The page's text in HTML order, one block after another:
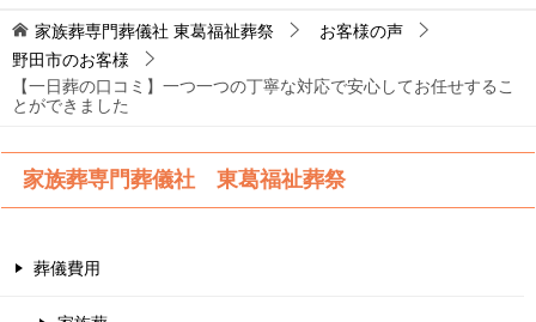
家族葬専門葬儀社 東葛福祉葬祭
お客様の声
野田市のお客様
【一日葬の口コミ】一つ一つの丁寧な対応で安心してお任せするこ
とができました
家族葬専門葬儀社 東葛福祉葬祭
葬儀費用